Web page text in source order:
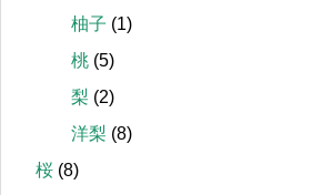
柚子 (1)
桃 (5)
梨 (2)
洋梨 (8)
桜 (8)